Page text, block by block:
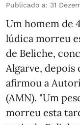
Publicado a: 31
Um homem de
lúdica morreu
de Beliche,
Algarve, depois
afirmou a
(AMN). "Um
morreu esta